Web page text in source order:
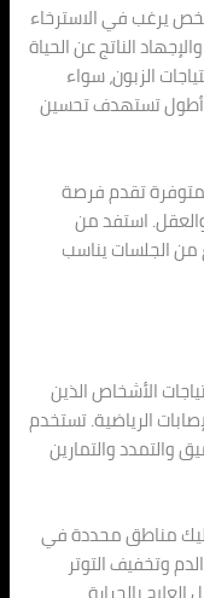
يرغب في الاسترخاء
الناتج عن الحياة
الزبون، سواء
أطول تستهدف تحسين
تقدم فرصة
استفد من
من الجلسات يناسب
الأشخاص الذين
الرياضية. تستخدم
والتمدد والتمارين
مناطق محددة في
وتخفيف التوتر